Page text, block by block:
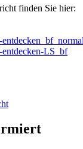
finden Sie hier:
entdecken-LS_bf